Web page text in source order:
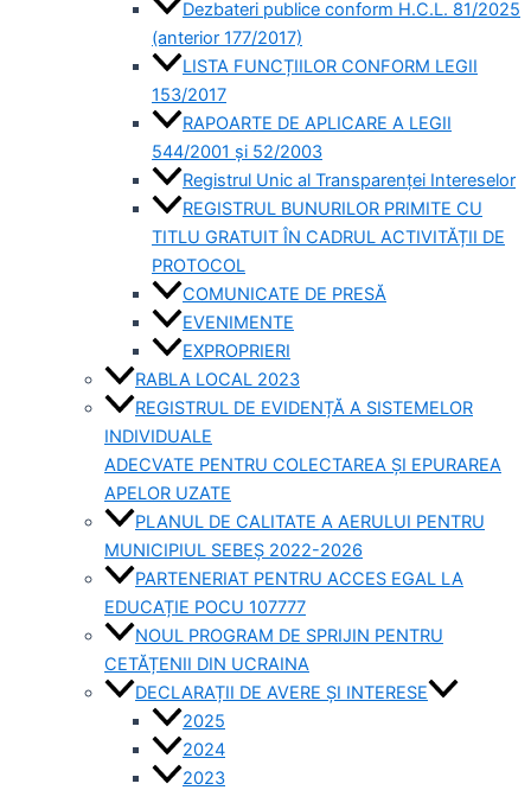
Dezbateri publice conform H.C.L. 81/2025
(anterior 177/2017)
LISTA FUNCȚIILOR CONFORM LEGII
153/2017
RAPOARTE DE APLICARE A LEGII
544/2001 și 52/2003
Registrul Unic al Transparenței Intereselor
REGISTRUL BUNURILOR PRIMITE CU
TITLU GRATUIT ÎN CADRUL ACTIVITĂȚII DE
PROTOCOL
COMUNICATE DE PRESĂ
EVENIMENTE
EXPROPRIERI
RABLA LOCAL 2023
REGISTRUL DE EVIDENȚĂ A SISTEMELOR
INDIVIDUALE
ADECVATE PENTRU COLECTAREA ȘI EPURAREA
APELOR UZATE
PLANUL DE CALITATE A AERULUI PENTRU
MUNICIPIUL SEBEȘ 2022-2026
PARTENERIAT PENTRU ACCES EGAL LA
EDUCAȚIE POCU 107777
NOUL PROGRAM DE SPRIJIN PENTRU
CETĂȚENII DIN UCRAINA
DECLARAȚII DE AVERE ȘI INTERESE
2025
2024
2023